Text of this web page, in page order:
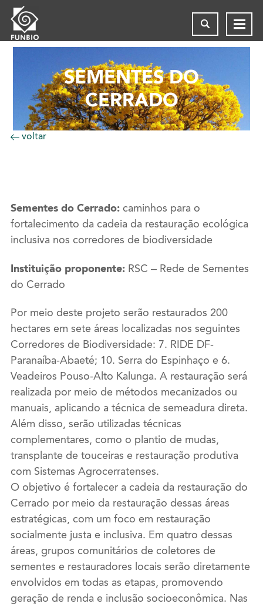
SEMENTES DO
CERRADO
voltar
Sementes do Cerrado:caminhos para o
fortalecimento da cadeia da restauração ecológica
inclusiva nos corredores de biodiversidade
Instituição proponente:RSC – Rede de Sementes
do Cerrado
Por meio deste projeto serão restaurados 200
hectares em sete áreas localizadas nos seguintes
Corredores de Biodiversidade: 7. RIDE DF-
Paranaíba-Abaeté; 10. Serra do Espinhaço e 6.
Veadeiros Pouso-Alto Kalunga. A restauração será
realizada por meio de métodos mecanizados ou
manuais, aplicando a técnica de semeadura direta.
Além disso, serão utilizadas técnicas
complementares, como o plantio de mudas,
transplante de touceiras e restauração produtiva
com Sistemas Agrocerratenses.
O objetivo é fortalecer a cadeia da restauração do
Cerrado por meio da restauração dessas áreas
estratégicas, com um foco em restauração
socialmente justa e inclusiva. Em quatro dessas
áreas, grupos comunitários de coletores de
sementes e restauradores locais serão diretamente
envolvidos em todas as etapas, promovendo
geração de renda e inclusão socioeconômica. Nas